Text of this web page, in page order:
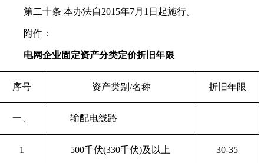
第二十条 本办法自2015年7月1日起施行。
附件：
电网企业固定资产分类定价折旧年限
序号 资产类别 /名称 折旧年限
一、 输配电线路
1 500千伏(330千伏)及以上 30-35